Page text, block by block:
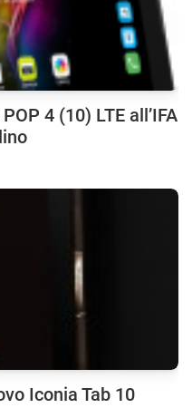
4 (10) LTE all’IFA
Iconia Tab 10